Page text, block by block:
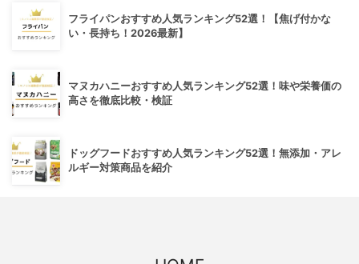
フライパンおすすめ人気ランキング52選！【焦げ付かな
い・長持ち！2026最新】
マヌカハニーおすすめ人気ランキング52選！味や栄養価の
高さを徹底比較・検証
ドッグフードおすすめ人気ランキング52選！無添加・アレ
ルギー対策商品を紹介